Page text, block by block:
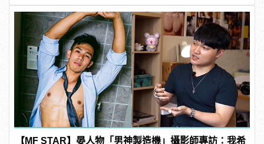
【MF STAR】晏人物「男神製造機」攝影師專訪：我希